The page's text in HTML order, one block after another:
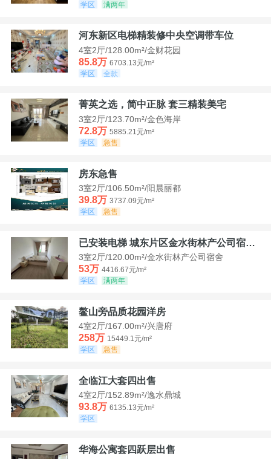
学区
满两年
河东新区电梯精装修中央空调带车位
4室2厅/128.00m²/金财花园
85.8万 6703.13元/m²
学区
全款
菁英之选，简中正脉 套三精装美宅
3室2厅/123.70m²/金色海岸
72.8万 5885.21元/m²
学区
急售
房东急售
3室2厅/106.50m²/阳晨丽都
39.8万 3737.09元/m²
学区
急售
已安装电梯 城东片区金水街林产公司宿舍套三可看江景
3室2厅/120.00m²/金水街林产公司宿舍
53万 4416.67元/m²
学区
满两年
鳌山旁品质花园洋房
4室2厅/167.00m²/兴唐府
258万 15449.1元/m²
学区
急售
全临江大套四出售
4室2厅/152.89m²/逸水鼎城
93.8万 6135.13元/m²
学区
华海公寓套四跃层出售